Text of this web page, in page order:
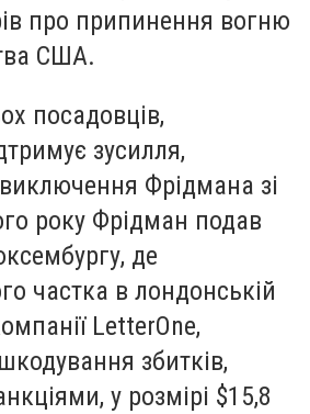
про припинення вогню
США.
посадовців,
зусилля,
Фрідмана зі
року Фрідман подав
де
частка в лондонській
LetterOne,
збитків,
у розмірі $15,8